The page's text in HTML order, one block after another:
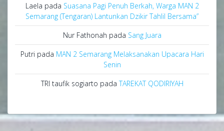
Laela pada Suasana Pagi Penuh Berkah, Warga MAN 2
Semarang (Tengaran) Lantunkan Dzikir Tahlil Bersama”
Nur Fathonah pada Sang Juara
Putri pada MAN 2 Semarang Melaksanakan Upacara Hari
Senin
TRI taufik sogiarto padaTAREKAT QODIRIYAH